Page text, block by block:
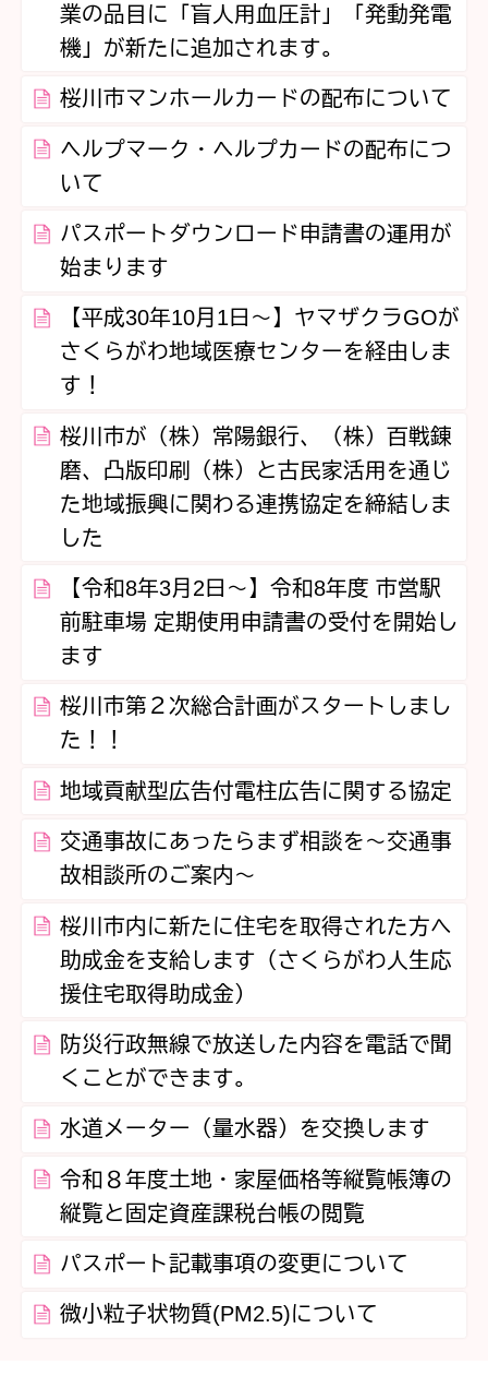
業の品目に「盲人用血圧計」「発動発電
機」が新たに追加されます。
桜川市マンホールカードの配布について
ヘルプマーク・ヘルプカードの配布につ
いて
パスポートダウンロード申請書の運用が
始まります
【平成30年10月1日～】ヤマザクラGOが
さくらがわ地域医療センターを経由しま
す！
桜川市が（株）常陽銀行、（株）百戦錬
磨、凸版印刷（株）と古民家活用を通じ
た地域振興に関わる連携協定を締結しま
した
【令和8年3月2日～】令和8年度 市営駅
前駐車場 定期使用申請書の受付を開始し
ます
桜川市第２次総合計画がスタートしまし
た！！
地域貢献型広告付電柱広告に関する協定
交通事故にあったらまず相談を～交通事
故相談所のご案内～
桜川市内に新たに住宅を取得された方へ
助成金を支給します（さくらがわ人生応
援住宅取得助成金）
防災行政無線で放送した内容を電話で聞
くことができます。
水道メーター（量水器）を交換します
令和８年度土地・家屋価格等縦覧帳簿の
縦覧と固定資産課税台帳の閲覧
パスポート記載事項の変更について
微小粒子状物質(PM2.5)について